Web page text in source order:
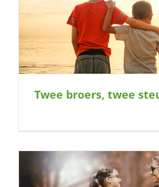
Twee broers, twee